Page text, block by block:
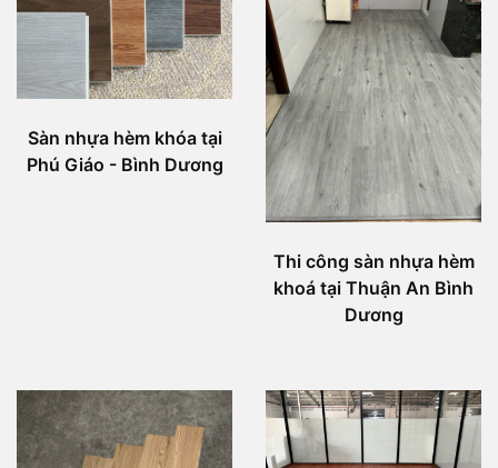
Sàn nhựa hèm khóa tại
Phú Giáo - Bình Dương
Thi công sàn nhựa hèm
khoá tại Thuận An Bình
Dương